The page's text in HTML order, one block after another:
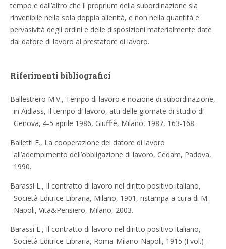
tempo e dall’altro che il proprium della subordinazione sia
rinvenibile nella sola doppia alienità, e non nella quantità e
pervasività degli ordini e delle disposizioni materialmente date
dal datore di lavoro al prestatore di lavoro.
Riferimenti bibliografici
Ballestrero M.V., Tempo di lavoro e nozione di subordinazione,
in Aidlass, Il tempo di lavoro, atti delle giornate di studio di
Genova, 4-5 aprile 1986, Giuffrè, Milano, 1987, 163-168.
Balletti E., La cooperazione del datore di lavoro
all’adempimento dell’obbligazione di lavoro, Cedam, Padova,
1990.
Barassi L., Il contratto di lavoro nel diritto positivo italiano,
Società Editrice Libraria, Milano, 1901, ristampa a cura di M.
Napoli, Vita&Pensiero, Milano, 2003.
Barassi L., Il contratto di lavoro nel diritto positivo italiano,
Società Editrice Libraria, Roma-Milano-Napoli, 1915 (I vol.) -